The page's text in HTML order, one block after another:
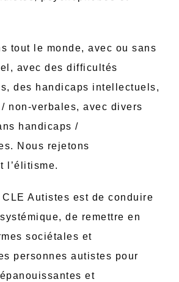
tout le monde, avec ou sans
avec des difficultés
des handicaps intellectuels,
non-verbales, avec divers
handicaps /
Nous rejetons
l’élitisme.
Autistes est de conduire
de remettre en
sociétales et
personnes autistes pour
et